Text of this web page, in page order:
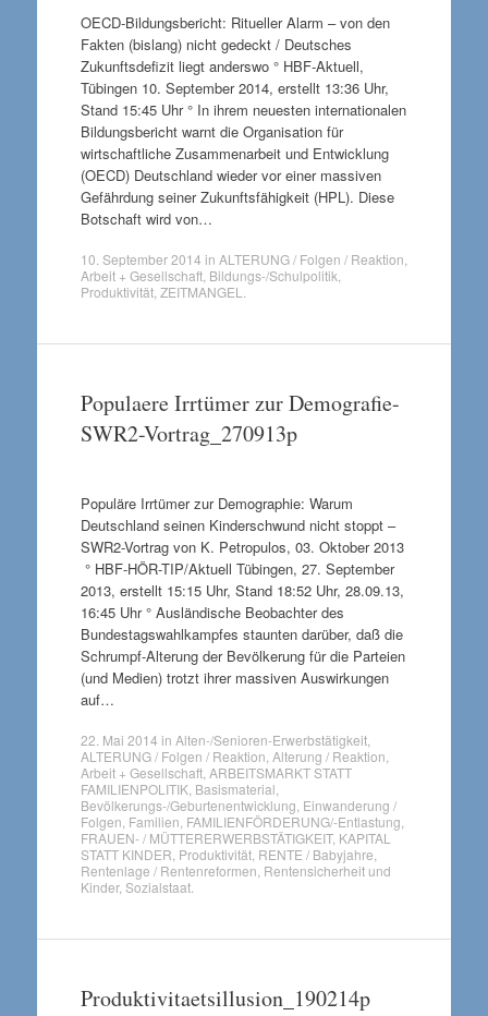
OECD-Bildungsbericht: Ritueller Alarm – von den
Fakten (bislang) nicht gedeckt / Deutsches
Zukunftsdefizit liegt anderswo ° HBF-Aktuell,
Tübingen 10. September 2014, erstellt 13:36 Uhr,
Stand 15:45 Uhr ° In ihrem neuesten internationalen
Bildungsbericht warnt die Organisation für
wirtschaftliche Zusammenarbeit und Entwicklung
(OECD) Deutschland wieder vor einer massiven
Gefährdung seiner Zukunftsfähigkeit (HPL). Diese
Botschaft wird von…
10. September 2014 in ALTERUNG / Folgen / Reaktion
Arbeit + Gesellschaft, Bildungs-/Schulpolitik
Produktivität, ZEITMANGEL
Populaere Irrtümer zur Demografie-
SWR2-Vortrag_270913p
Populäre Irrtümer zur Demographie: Warum
Deutschland seinen Kinderschwund nicht stoppt –
SWR2-Vortrag von K. Petropulos, 03. Oktober 2013
° HBF-HÖR-TIP/Aktuell Tübingen, 27. September
2013, erstellt 15:15 Uhr, Stand 18:52 Uhr, 28.09.13,
16:45 Uhr ° Ausländische Beobachter des
Bundestagswahlkampfes staunten darüber, daß die
Schrumpf-Alterung der Bevölkerung für die Parteien
(und Medien) trotzt ihrer massiven Auswirkungen
auf…
22. Mai 2014 in Alten-/Senioren-Erwerbstätigkeit,
ALTERUNG / Folgen / Reaktion Alterung / Reaktion
Arbeit + Gesellschaft, ARBEITSMARKT STATT
FAMILIENPOLITIK, Basismaterial
Bevölkerungs-/Geburtenentwicklung Einwanderung /
Folgen Familien FAMILIENFÖRDERUNG/-Entlastung
FRAUEN- / MÜTTERERWERBSTÄTIGKEIT, KAPITAL
STATT KINDER Produktivität, RENTE / Babyjahre
Rentenlage / Rentenreformen Rentensicherheit und
Kinder, Sozialstaat.
Produktivitaetsillusion_190214p